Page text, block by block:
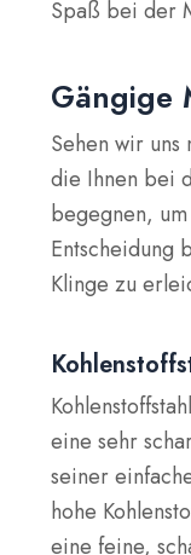
Spaß bei der
Gängige
Sehen wir
die Ihnen bei
begegnen,
Entscheidung
Klinge zu
eine sehr
seiner
hohe
eine feine,